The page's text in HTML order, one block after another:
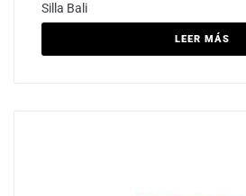
Silla Bali
LEER MÁS